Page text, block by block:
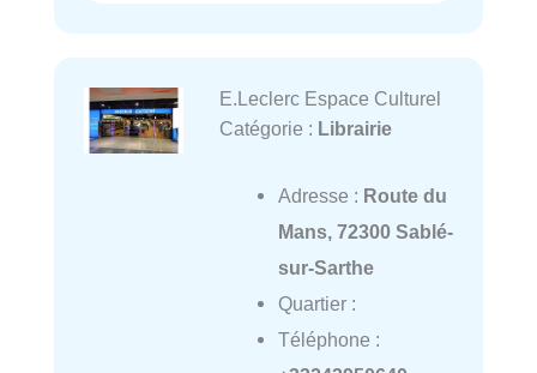
E.Leclerc Espace Culturel
Catégorie : Librairie
Adresse : Route du
Mans, 72300 Sablé-
sur-Sarthe
Quartier :
Téléphone :